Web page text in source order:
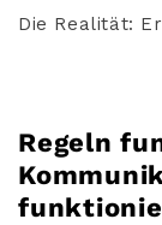
Die Realität:
Regeln